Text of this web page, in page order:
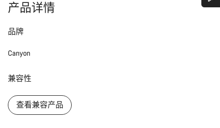
产品详情
品牌
Canyon
兼容性
查看兼容产品
您需要帮助吗？